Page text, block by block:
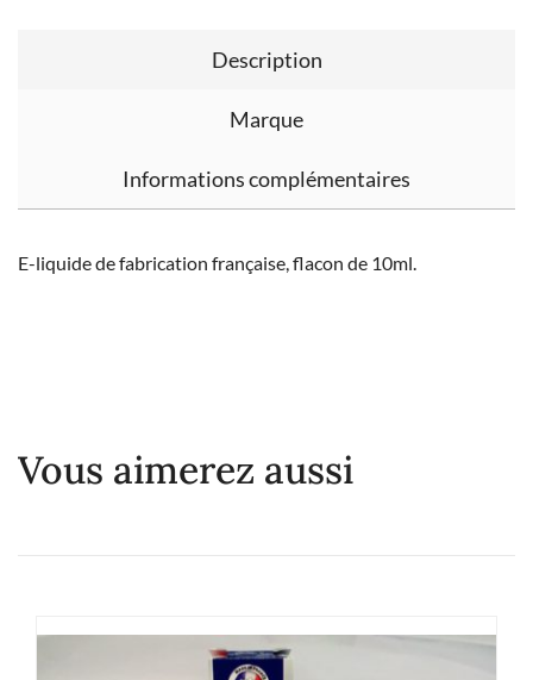
Description
Marque
Informations complémentaires
E-liquide de fabrication française, flacon de 10ml.
Vous aimerez aussi